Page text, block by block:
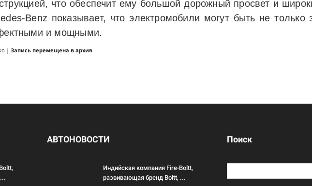
что обеспечит ему большой дорожный просвет и
Benz показывает, что электромобили могут быть не только
и мощными.
| Запись перемещена в архив
АВТОНОВОСТИ
Индийская компания Fire-Boltt,
развивающая бренд Boltt, ...
Поиск